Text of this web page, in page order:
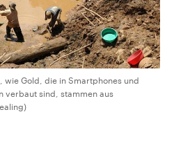
wie Gold, die in Smartphones und
verbaut sind, stammen aus